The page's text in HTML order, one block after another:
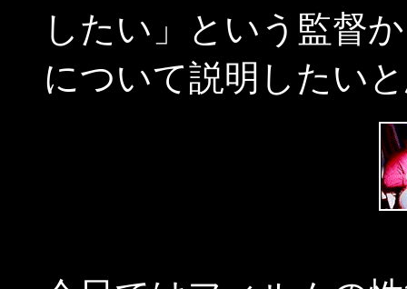
したい」という監督
について説明したい